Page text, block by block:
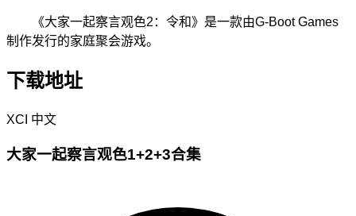
《大家一起察言观色2：令和》是一款由G-Boot Games
制作发行的家庭聚会游戏。
下载地址
XCI 中文
大家一起察言观色1+2+3合集